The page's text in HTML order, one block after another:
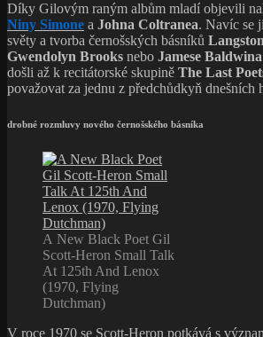
Díky Gilovým raným albům mladí objevili
Niny Simone a Johna Coltranea. Navíc se
světy a tvorba černošských básníků
Gwendolyn Brooks nebo Jamese Baldwina
došli až k recitátorské skupině The Last
považovat za jednu z předchůdkyň dnešních
drobné rozmluvy nového černošského básníka
A New Black Poet Gil
Scott-Heron Small Talk
At 125th And Lenox
(1970, Flying
Dutchman)
V roce 1970 se Scott-Heron potkává s